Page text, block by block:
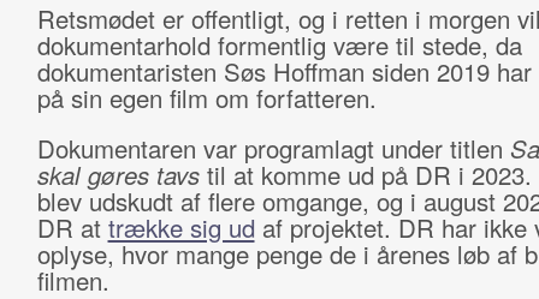
Retsmødet er offentligt, og i retten i morgen
dokumentarhold formentlig være til stede, da
dokumentaristen Søs Hoffman siden 2019
på sin egen film om forfatteren.
Dokumentaren var programlagt under titlen
skal gøres tavstil at komme ud på DR i 2023.
blev udskudt af flere omgange, og i august
DR at trække sig ud af projektet. DR har ikke
oplyse, hvor mange penge de i årenes løb af
filmen.